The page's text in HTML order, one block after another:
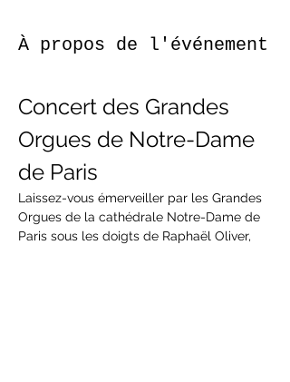
À propos de l'événement
Concert des Grandes
Orgues de Notre-Dame
de Paris
Laissez-vous émerveiller par les Grandes
Orgues de la cathédrale Notre-Dame de
Paris sous les doigts de Raphaël Oliver,